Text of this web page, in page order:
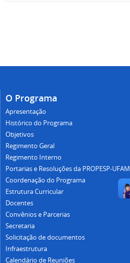
O Programa
Apresentação
Histórico do Programa
Objetivos
Regimento Geral
Regimento Interno
Portarias e Resoluções da PROPESP-UFAM
Coordenação do Programa
Estrutura Curricular
Docentes
Convênios e Parcerias
Secretaria
Solicitação de documentos
Infraestrutura
Calendário de Reuniões